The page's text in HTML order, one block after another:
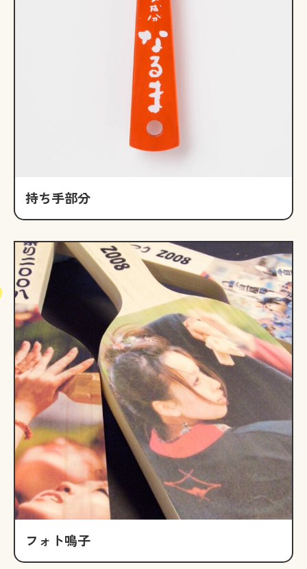
持ち手部分
フォト鳴子